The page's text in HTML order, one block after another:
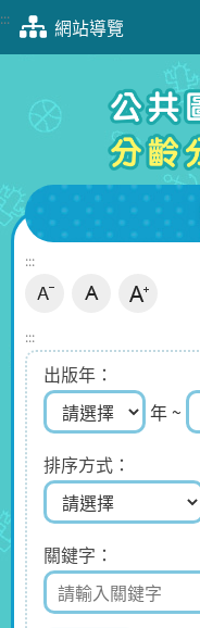
跳
塊
::: 網站導覽
:::
:::
出版年
年 ~
排序方式
關鍵字